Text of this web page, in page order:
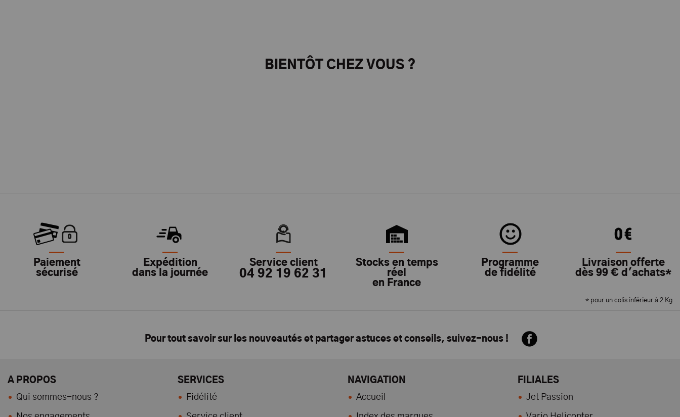
BIENTÔT CHEZ VOUS ?
Paiement
sécurisé
Expédition
dans la journée
Service client
04 92 19 62 31
Stocks en temps
réel
en France
Programme
de fidélité
Livraison offerte
dès 99 € d'achats*
* pour un colis inférieur à 2 Kg
Pour tout savoir sur les nouveautés et partager astuces et conseils, suivez-nous !
A PROPOS
Qui sommes-nous ?
SERVICES
Fidélité
NAVIGATION
Accueil
FILIALES
Jet Passion